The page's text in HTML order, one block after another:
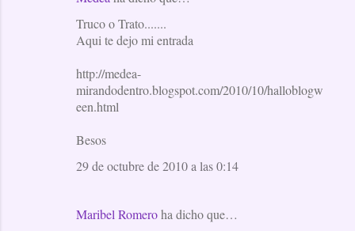
Truco o Trato.......
Aqui te dejo mi entrada
http://medea-
mirandodentro.blogspot.com/2010/10/halloblogw
een.html
Besos
29 de octubre de 2010 a las 0:14
Maribel Romeroha dicho que…